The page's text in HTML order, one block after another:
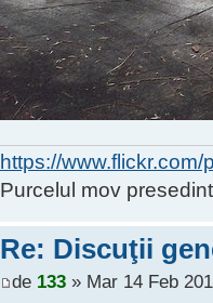
https://
Purcelul mov
Re: Discuţii
de 133» Mar 14 Feb